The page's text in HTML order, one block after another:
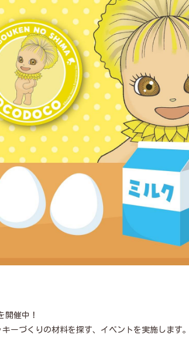
開催中！
ーづくりの材料を探す、イベントを実施します。